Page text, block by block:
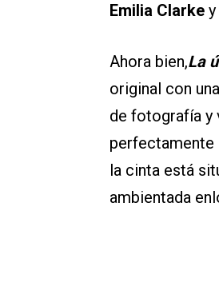
Emilia Clarke y
Ahora bien,La
original con
de fotografía y
perfectamente
la cinta está
ambientada